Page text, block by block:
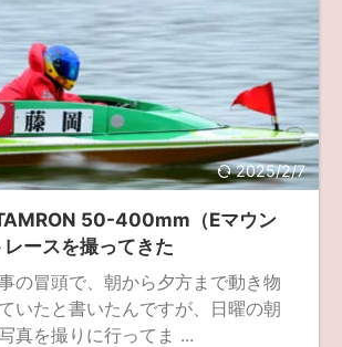
2025/2/7
50-400mm（Eマウン
レースを撮ってきた
の冒頭で、朝から夕方まで動き物
いたと書いたんですが、日曜の朝
真を撮りに行ってま ...